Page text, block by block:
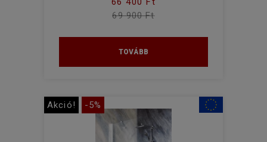
69 900 Ft
TOVÁBB
Akció! -5%